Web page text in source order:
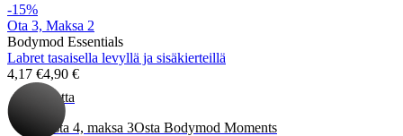
Osta titaania
Uutta
Osta 4, maksa 3Osta Bodymod Moments
-15%
Ota 3, Maksa 2
Bodymod Essentials
Labret tasaisella levyllä ja sisäkierteillä
4,17 €4,90 €